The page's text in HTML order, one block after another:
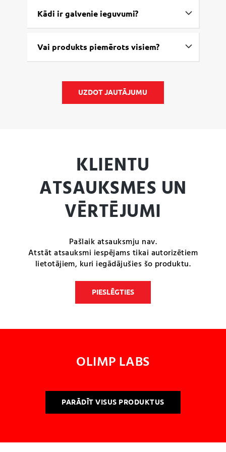
Kādi ir galvenie ieguvumi?
Vai produkts piemērots visiem?
UZDOT JAUTĀJUMU
KLIENTU
ATSAUKSMES UN
VĒRTĒJUMI
Pašlaik atsauksmju nav.
Atstāt atsauksmi iespējams tikai autorizētiem
lietotājiem, kuri iegādājušies šo produktu.
PIESLĒGTIES
OLIMP LABS
PARĀDĪT VISUS PRODUKTUS